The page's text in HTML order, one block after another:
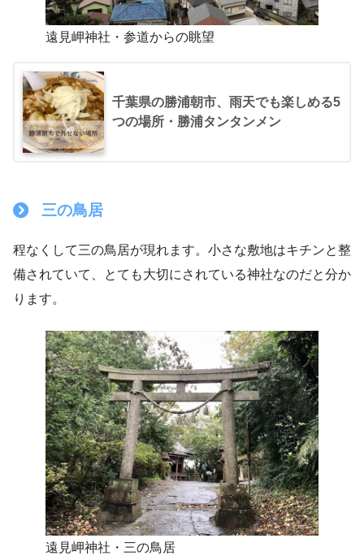
遠見岬神社・参道からの眺望
千葉県の勝浦朝市、雨天でも楽しめる5
つの場所・勝浦タンタンメン
三の鳥居
程なくして三の鳥居が現れます。小さな敷地はキチンと整
備されていて、とても大切にされている神社なのだと分か
ります。
遠見岬神社・三の鳥居